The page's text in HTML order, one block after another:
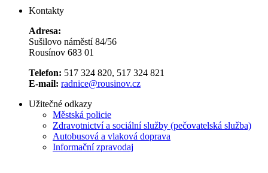
Kontakty
Adresa:
Sušilovo náměstí 84/56
Rousínov 683 01
Telefon: 517 324 820, 517 324 821
E-mail: radnice@rousinov.cz
Užitečné odkazy
Městská policie
Zdravotnictví a sociální služby (pečovatelská služba)
Autobusová a vlaková doprava
Informační zpravodaj